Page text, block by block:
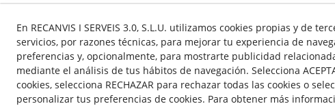
subvencionat pel Servei
©
En RECANVIS I SERVEIS 3.0, S.L.U. utilizamos cookies propias y de
servicios, por razones técnicas, para mejorar tu experiencia de
preferencias y, opcionalmente, para mostrarte publicidad
mediante el análisis de tus hábitos de navegación. Selecciona
cookies, selecciona RECHAZAR para rechazar todas las cookies o
personalizar tus preferencias de cookies. Para obtener más